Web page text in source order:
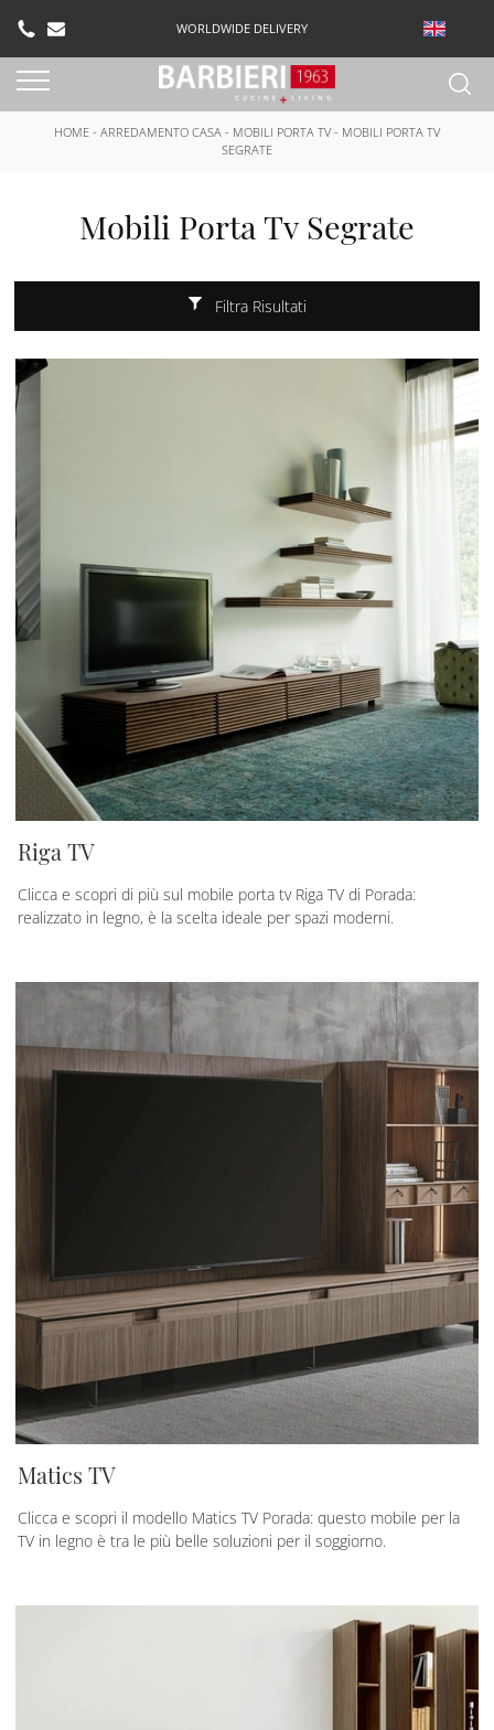
WORLDWIDE DELIVERY
HOME - ARREDAMENTO CASA - MOBILI PORTA TV- MOBILI PORTA TV
SEGRATE
Mobili Porta Tv Segrate
Filtra Risultati
Riga TV
Clicca e scopri di più sul mobile porta tv Riga TV di Porada:
realizzato in legno, è la scelta ideale per spazi moderni.
Matics TV
Clicca e scopri il modello Matics TV Porada: questo mobile per la
TV in legno è tra le più belle soluzioni per il soggiorno.